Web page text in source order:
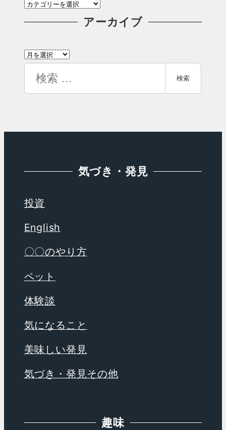
カ
テ
リ
アーカイブ
ア
カ
索
検索
気づき・発見
投資
English
〇〇のやり方
ペット
体験談
気になること
美味しい発見
気づき・発見その他
趣味